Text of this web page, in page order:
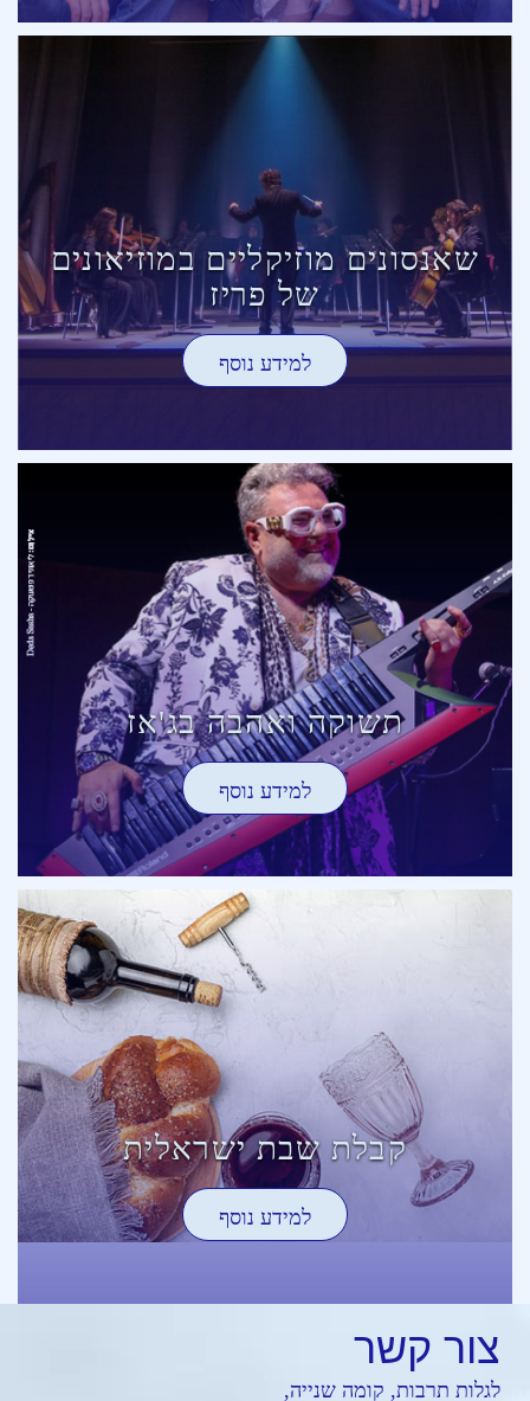
שאנסונים מוזיקליים במוזיאונים
של פריז
למידע נוסף
תשוקה ואהבה בג'אז
למידע נוסף
קבלת שבת ישראלית
למידע נוסף
צור קשר
לגלות תרבות, קומה שנייה,